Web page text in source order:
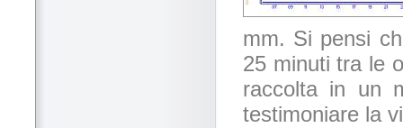
mm. Si pensi
25 minuti tra le
raccolta in un
testimoniare la